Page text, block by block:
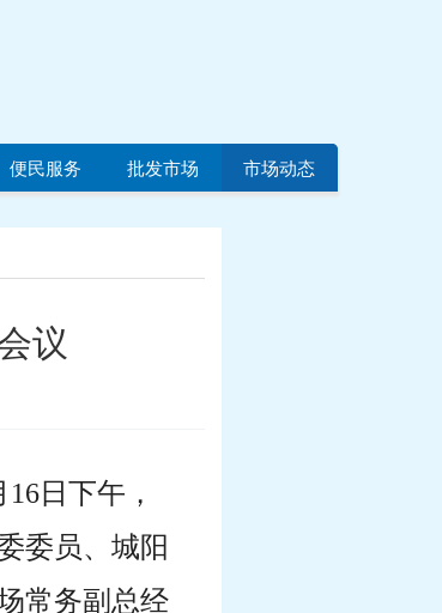
便民服务 批发市场 市场动态
议
16日下午，
委员、城阳
常务副总经